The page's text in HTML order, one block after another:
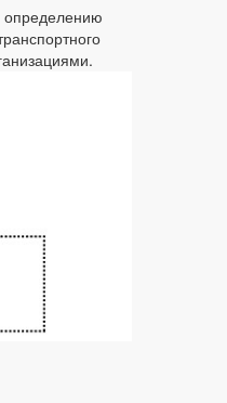
определению